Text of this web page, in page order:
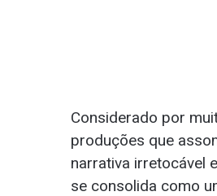
Considerado por
produções que
narrativa irretocável
se consolida como